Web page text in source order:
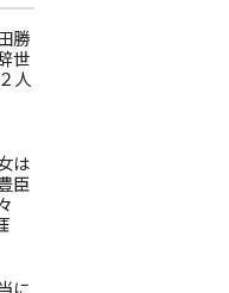
勝
世
人
は
臣
に